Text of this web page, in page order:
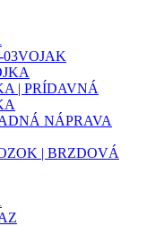
VOJAK
| PRÍDAVNÁ
NÁPRAVA
| BRZDOVÁ